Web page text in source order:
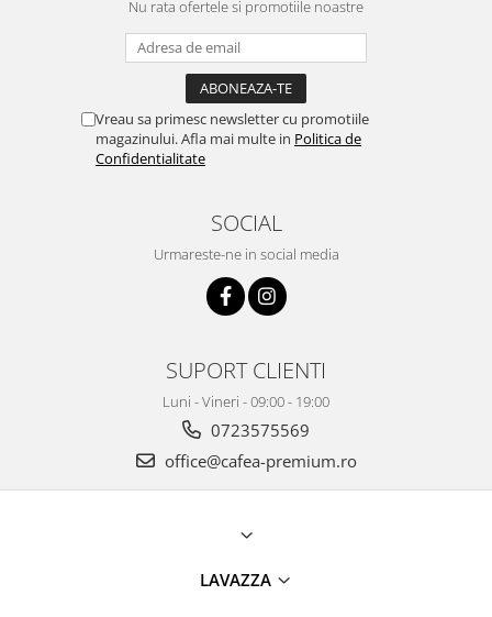
Nu rata ofertele si promotiile noastre
Vreau sa primesc newsletter cu promotiile
magazinului. Afla mai multe in Politica de
Confidentialitate
SOCIAL
Urmareste-ne in social media
SUPORT CLIENTI
Luni - Vineri - 09:00 - 19:00
0723575569
office@cafea-premium.ro
LAVAZZA